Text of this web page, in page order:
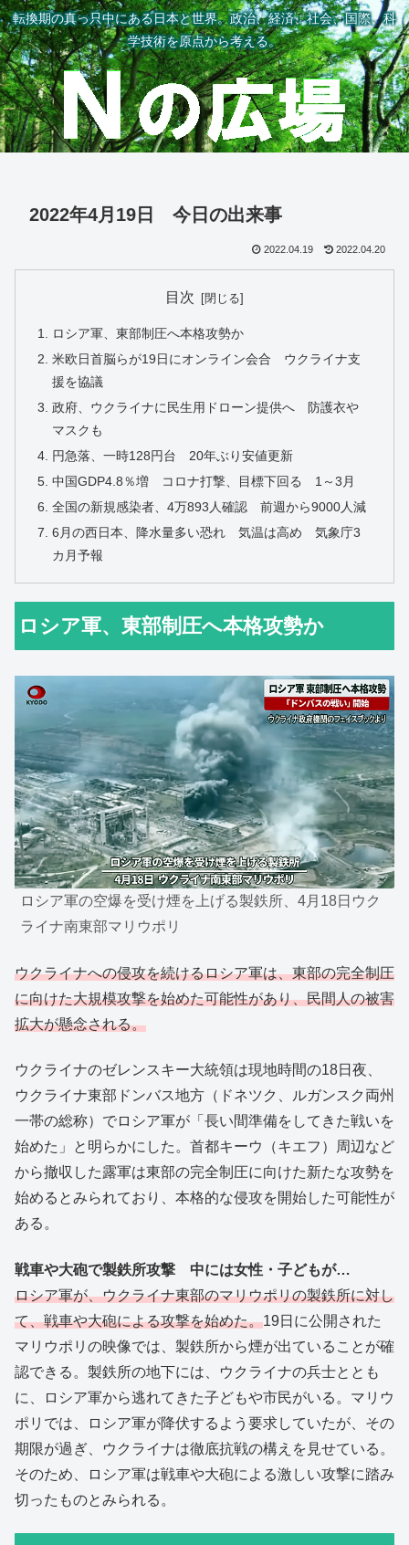
転換期の真っ只中にある日本と世界。政治、経済、社会、国際、科
学技術を原点から考える。
2022年4月19日 今日の出来事
2022.04.19 2022.04.20
目次
ロシア軍、東部制圧へ本格攻勢か
米欧日首脳らが19日にオンライン会合 ウクライナ支
援を協議
政府、ウクライナに民生用ドローン提供へ 防護衣や
マスクも
円急落、一時128円台 20年ぶり安値更新
中国GDP4.8％増 コロナ打撃、目標下回る 1～3月
全国の新規感染者、4万893人確認 前週から9000人減
6月の西日本、降水量多い恐れ 気温は高め 気象庁3
カ月予報
ロシア軍、東部制圧へ本格攻勢か
ロシア軍の空爆を受け煙を上げる製鉄所、4月18日ウク
ライナ南東部マリウポリ
ウクライナへの侵攻を続けるロシア軍は、東部の完全制圧
に向けた大規模攻撃を始めた可能性があり、民間人の被害
拡大が懸念される。
ウクライナのゼレンスキー大統領は現地時間の18日夜、
ウクライナ東部ドンバス地方（ドネツク、ルガンスク両州
一帯の総称）でロシア軍が「長い間準備をしてきた戦いを
始めた」と明らかにした。首都キーウ（キエフ）周辺など
から撤収した露軍は東部の完全制圧に向けた新たな攻勢を
始めるとみられており、本格的な侵攻を開始した可能性が
ある。
戦車や大砲で製鉄所攻撃 中には女性・子どもが…
ロシア軍が、ウクライナ東部のマリウポリの製鉄所に対し
て、戦車や大砲による攻撃を始めた。19日に公開された
マリウポリの映像では、製鉄所から煙が出ていることが確
認できる。製鉄所の地下には、ウクライナの兵士ととも
に、ロシア軍から逃れてきた子どもや市民がいる。マリウ
ポリでは、ロシア軍が降伏するよう要求していたが、その
期限が過ぎ、ウクライナは徹底抗戦の構えを見せている。
そのため、ロシア軍は戦車や大砲による激しい攻撃に踏み
切ったものとみられる。